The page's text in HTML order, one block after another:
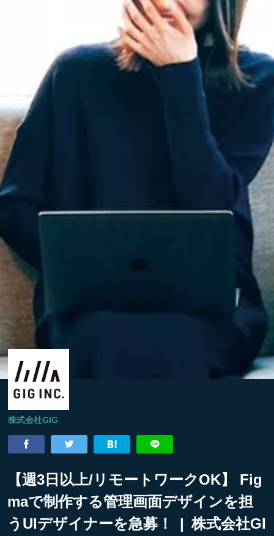
株式会社GIG
【週3日以上/リモートワークOK】 Fig
maで制作する管理画面デザインを担
うUIデザイナーを急募！ | 株式会社GI